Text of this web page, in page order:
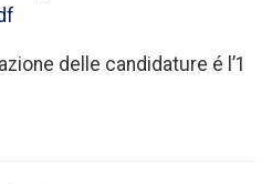
delle candidature é l’1